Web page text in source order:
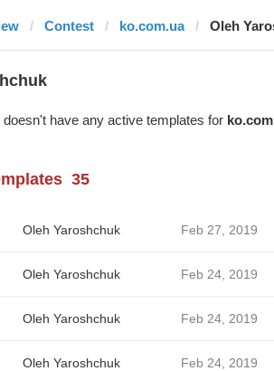
Contest ko.com.ua Oleh
have any active templates for
35
Oleh Yaroshchuk Feb 27, 2019
Oleh Yaroshchuk Feb 24, 2019
Oleh Yaroshchuk Feb 24, 2019
Oleh Yaroshchuk Feb 24, 2019